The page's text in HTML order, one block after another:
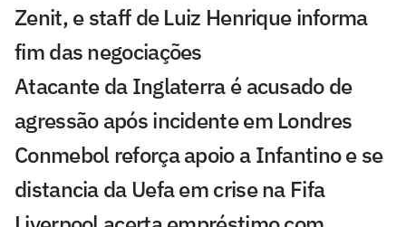
Zenit, e staff de Luiz Henrique informa
fim das negociações
Atacante da Inglaterra é acusado de
agressão após incidente em Londres
Conmebol reforça apoio a Infantino e se
distancia da Uefa em crise na Fifa